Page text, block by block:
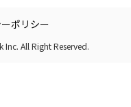
ポリシー
All Right Reserved.